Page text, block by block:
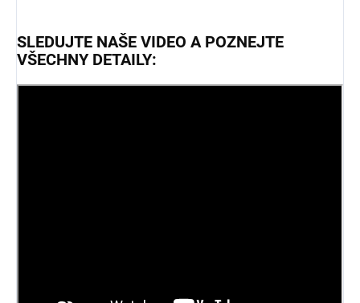
SLEDUJTE NAŠE VIDEO A POZNEJTE
VŠECHNY DETAILY: